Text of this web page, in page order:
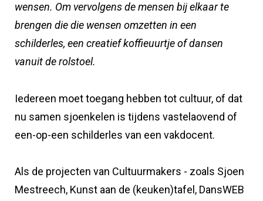
wensen. Om vervolgens de mensen bij elkaar te
brengen die die wensen omzetten in een
schilderles, een creatief koffieuurtje of dansen
vanuit de rolstoel.
Iedereen moet toegang hebben tot cultuur, of dat
nu samen sjoenkelen is tijdens vastelaovend of
een-op-een schilderles van een vakdocent.
Als de projecten van Cultuurmakers - zoals Sjoen
Mestreech, Kunst aan de (keuken)tafel, DansWEB